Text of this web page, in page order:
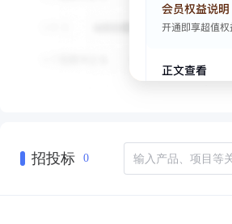
招投标 0